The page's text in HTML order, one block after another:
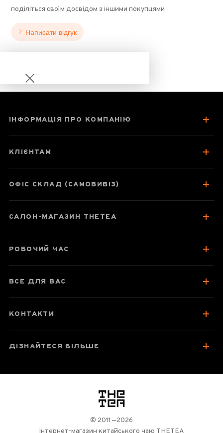
поділіться своїм досвідом з іншими покупцями
Написати відгук
Шен пуер
Зберігання та упаковка
Найкраще для чаювання
Відгуки чаєманів
ІНФОРМАЦІЯ ПРО КОМПАНІЮ
КЛІЄНТАМ
ОФІС СКЛАД (САМОВИВІЗ)
САЛОН-МАГАЗИН THETEA
РОБОЧИЙ ЧАС
ВСЕ ДЛЯ ВАС
КОНТАКТИ
ДІЗНАЙТЕСЯ БІЛЬШЕ
логотип
© 2011—2026
Інтернет-магазин китайського чаю THETEA